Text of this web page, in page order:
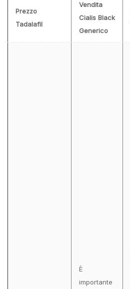
Prezzo
Tadalafil
Vendita
Cialis Black
Generico
È
importante